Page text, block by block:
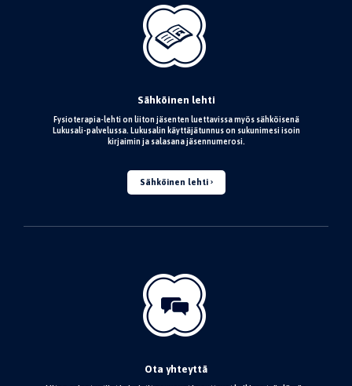
Sähköinen lehti
Fysioterapia-lehti on liiton jäsenten luettavissa myös sähköisenä
Lukusali-palvelussa. Lukusalin käyttäjätunnus on sukunimesi isoin
kirjaimin ja salasana jäsennumerosi.
Sähköinen lehti
Ota yhteyttä